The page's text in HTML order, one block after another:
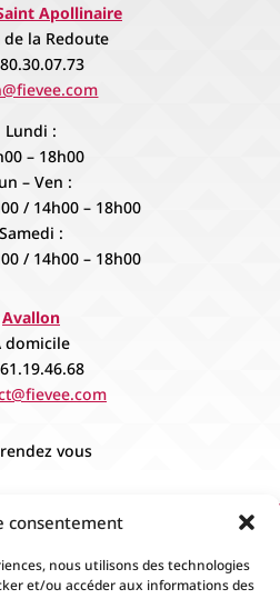
consentement
nous utilisons des technologies
et/ou accéder aux informations des
Apollinaire
de la Redoute
Lundi :
– 18h00
– Ven :
/ 14h00 – 18h00
Samedi :
/ 14h00 – 18h00
Avallon
domicile
vous